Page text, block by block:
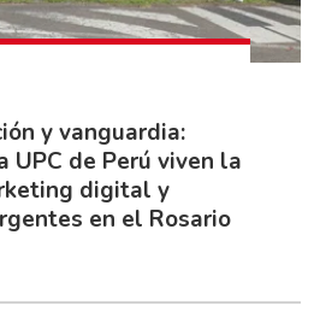
y vanguardia:
UPC de Perú viven la
digital y
en el Rosario